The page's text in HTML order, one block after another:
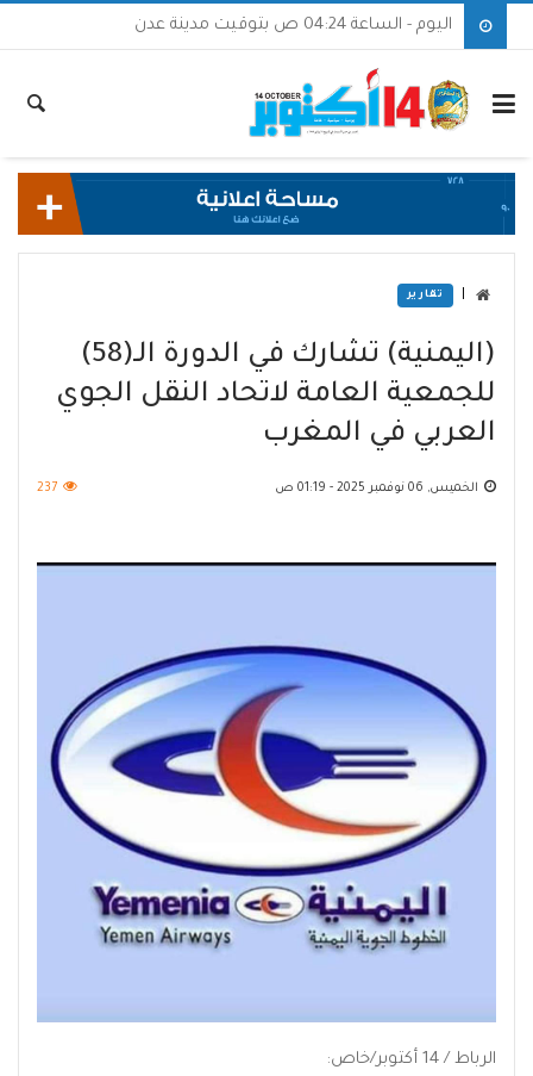
اليوم - الساعة 04:24 ص بتوقيت مدينة عدن
تقارير
(اليمنية) تشارك في الدورة الـ(58)
للجمعية العامة لاتحاد النقل الجوي
العربي في المغرب
الخميس, 06 نوفمبر 2025 - 01:19 ص 237
الرباط / 14 أكتوبر/خاص: